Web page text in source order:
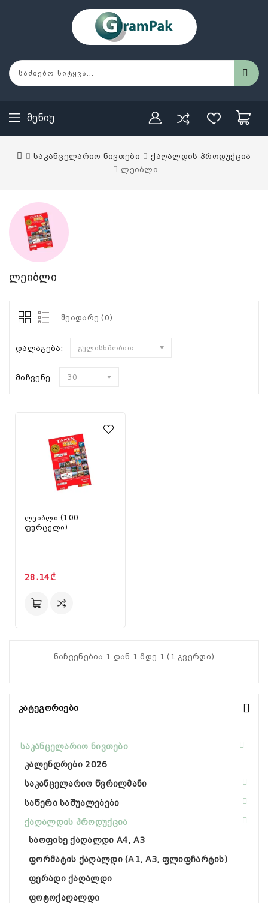
Მენიუ
საკანცელარიო ნივთები
ქაღალდის პროდუქცია
ლეიბლი
ლეიბლი
შეადარე (0)
დალაგება: გულისხმობით
მიჩვენე: 30
ლეიბლი (100
ფურცელი)
28.14₾
ნაჩვენებია 1 დან 1 მდე 1 (1 გვერდი)
Კატეგორიები
საკანცელარიო ნივთები
კალენდრები 2026
საკანცელარიო წვრილმანი
საწერი საშუალებები
ქაღალდის პროდუქცია
საოფისე ქაღალდი A4, A3
ფორმატის ქაღალდი (A1, A3, ფლიფჩარტის)
ფერადი ქაღალდი
ფოტოქაღალდი